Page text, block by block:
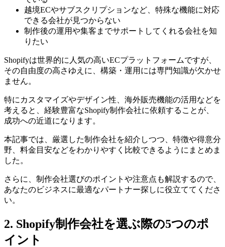
越境ECやサブスクリプションなど、特殊な機能に対応
できる会社が見つからない
制作後の運用や集客までサポートしてくれる会社を知
りたい
Shopifyは世界的に人気の高いECプラットフォームですが、
その自由度の高さゆえに、構築・運用には専門知識が欠かせ
ません。
特にカスタマイズやデザイン性、海外販売機能の活用などを
考えると、経験豊富なShopify制作会社に依頼することが、
成功への近道になります。
本記事では、厳選した制作会社を紹介しつつ、特徴や得意分
野、料金目安などをわかりやすく比較できるようにまとめま
した。
さらに、制作会社選びのポイントや注意点も解説するので、
あなたのビジネスに最適なパートナー探しに役立ててくださ
い。
2. Shopify制作会社を選ぶ際の5つのポ
イント